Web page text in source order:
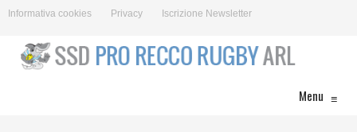
Informativa cookies Privacy Iscrizione Newsletter
Menu ≡